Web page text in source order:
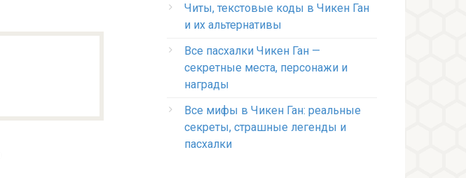
Читы, текстовые коды в Чикен Ган
и их альтернативы
Все пасхалки Чикен Ган —
секретные места, персонажи и
награды
Все мифы в Чикен Ган: реальные
секреты, страшные легенды и
пасхалки